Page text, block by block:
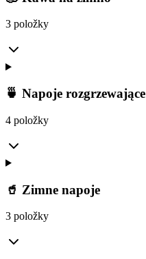
3 položky
🍵 Napoje rozgrzewające
4 položky
🥤 Zimne napoje
3 položky